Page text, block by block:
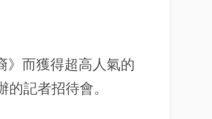
》而獲得超高人氣的
記者招待會。